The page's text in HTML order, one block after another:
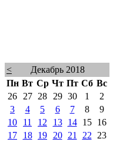
<
Декабрь 2018
Пн Вт Ср Чт Пт Сб Вс
26
27 28 29 30 1
2
3
4 5 6 7 8
9
10
11 12 13 14 15
16
17
18 19 20 21 22
23